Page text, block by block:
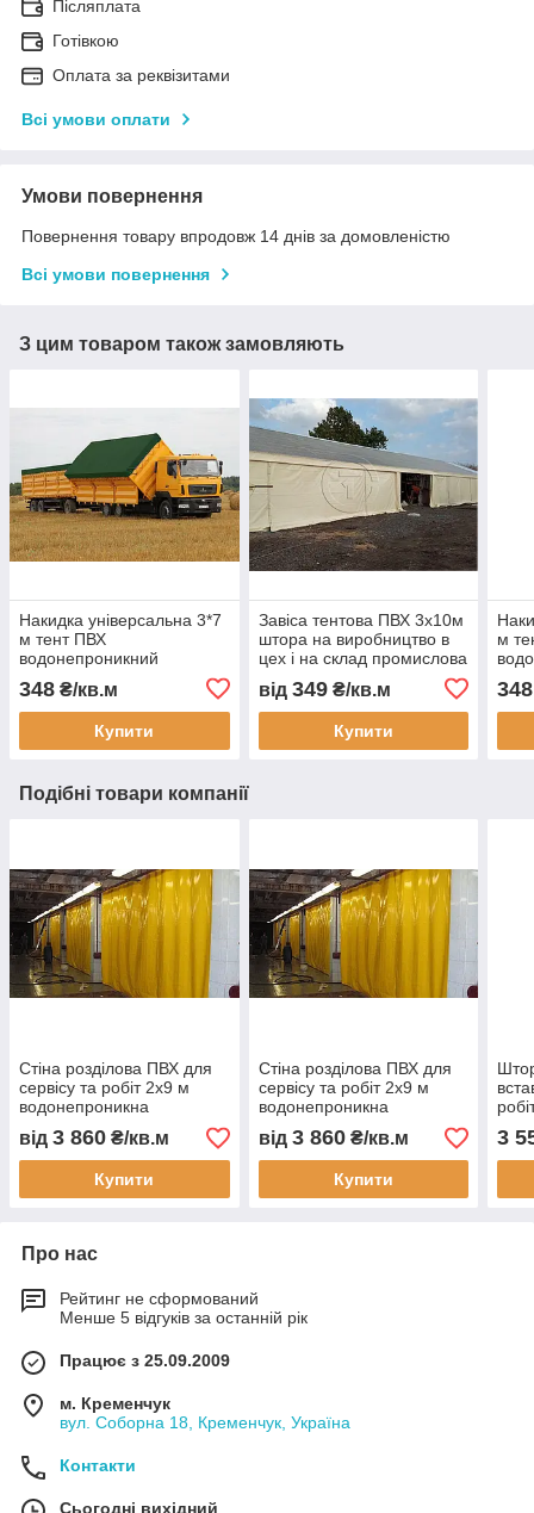
Післяплата
Готівкою
Оплата за реквізитами
Всі умови оплати
Умови повернення
Повернення товару впродовж 14 днів за домовленістю
Всі умови повернення
З цим товаром також замовляють
Накидка універсальна 3*7
м тент ПВХ
водонепроникний
тент захисний тент на
замовлення доставка
348 ₴/кв.м
Купити
Завіса тентова ПВХ 3х10м
штора на виробництво в
цех і на склад промислова
водонепроникна завіса
ПВХ для СТО
від 349₴/кв.м
Купити
м
348
Подібні товари компанії
Стіна розділова ПВХ для
сервісу та робіт 2x9 м
водонепроникна
зносостійка теплозахисна
тентова ПВХ стіна монтаж
від 3 860 ₴/кв.м
Купити
Стіна розділова ПВХ для
сервісу та робіт 2x9 м
водонепроникна
зносостійка теплозахисна
тентова стіна монтаж
від 3 860₴/кв.м
Купити
ПВХ
3
Про нас
Рейтинг не сформований
Менше 5 відгуків за останній рік
Працює з 25.09.2009
м. Кременчук
вул. Соборна 18, Кременчук, Україна
Контакти
Сьогодні вихідний